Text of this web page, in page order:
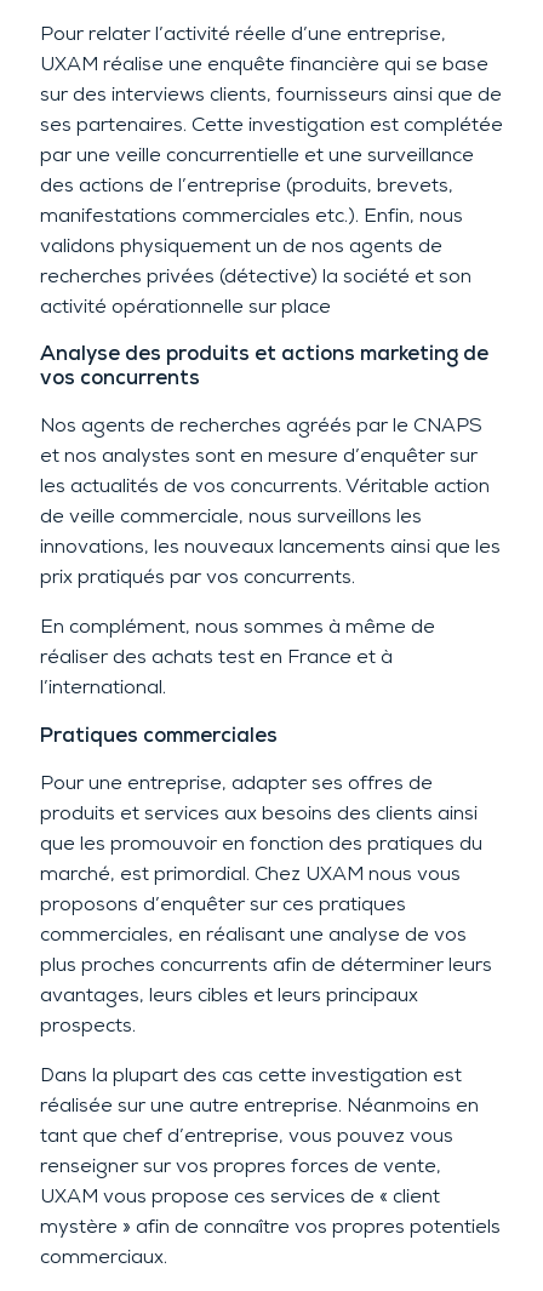
Pour relater l’activité réelle d’une entreprise,
UXAM réalise une enquête financière qui se base
sur des interviews clients, fournisseurs ainsi que de
ses partenaires. Cette investigation est complétée
par une veille concurrentielle et une surveillance
des actions de l’entreprise (produits, brevets,
manifestations commerciales etc.). Enfin, nous
validons physiquement un de nos agents de
recherches privées (détective) la société et son
activité opérationnelle sur place
Analyse des produits et actions marketing de
vos concurrents
Nos agents de recherches agréés par le CNAPS
et nos analystes sont en mesure d’enquêter sur
les actualités de vos concurrents. Véritable action
de veille commerciale, nous surveillons les
innovations, les nouveaux lancements ainsi que les
prix pratiqués par vos concurrents.
En complément, nous sommes à même de
réaliser des achats test en France et à
l’international.
Pratiques commerciales
Pour une entreprise, adapter ses offres de
produits et services aux besoins des clients ainsi
que les promouvoir en fonction des pratiques du
marché, est primordial. Chez UXAM nous vous
proposons d’enquêter sur ces pratiques
commerciales, en réalisant une analyse de vos
plus proches concurrents afin de déterminer leurs
avantages, leurs cibles et leurs principaux
prospects.
Dans la plupart des cas cette investigation est
réalisée sur une autre entreprise. Néanmoins en
tant que chef d’entreprise, vous pouvez vous
renseigner sur vos propres forces de vente,
UXAM vous propose ces services de « client
mystère » afin de connaître vos propres potentiels
commerciaux.